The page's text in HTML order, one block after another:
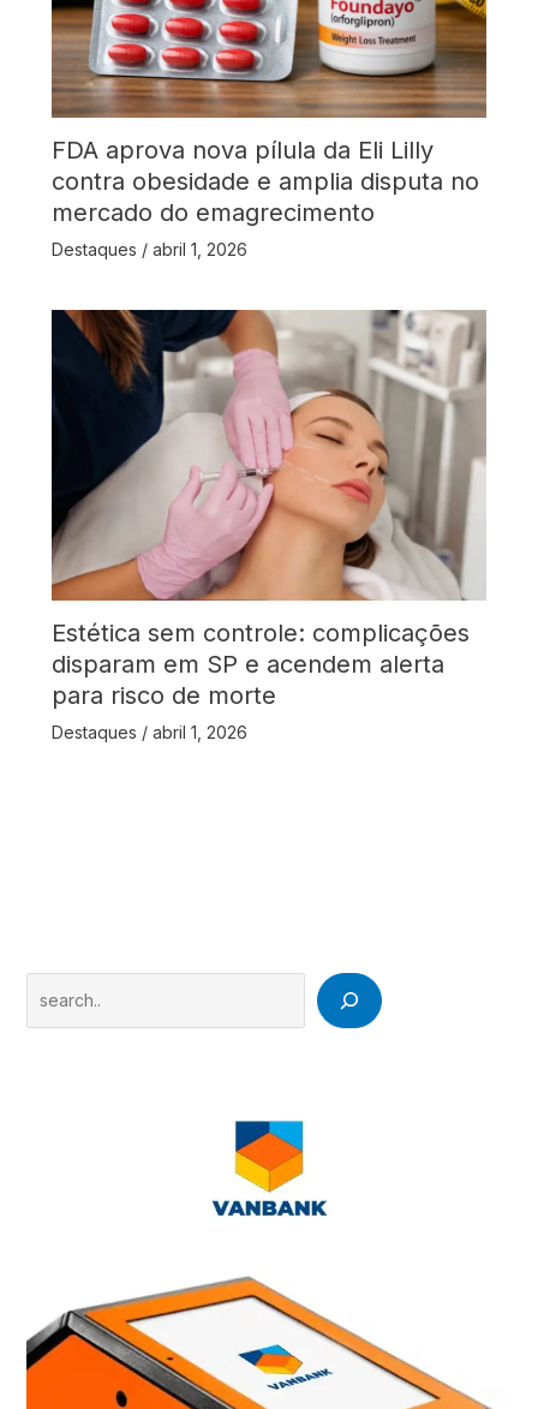
FDA aprova nova pílula da Eli Lilly
contra obesidade e amplia disputa no
mercado do emagrecimento
Destaques / abril 1, 2026
Estética sem controle: complicações
disparam em SP e acendem alerta
para risco de morte
Destaques / abril 1, 2026